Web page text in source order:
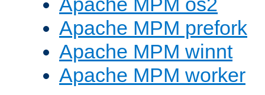
Apache MPM prefork
Apache MPM winnt
Apache MPM worker